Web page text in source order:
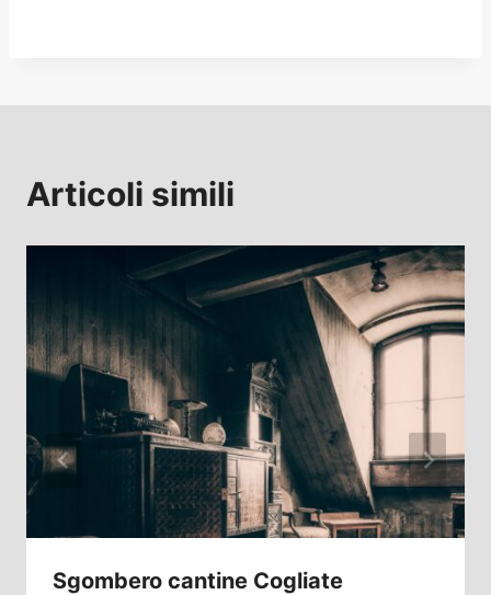
Articoli simili
Sgombero cantine Cogliate